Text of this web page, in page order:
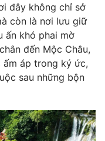
video
thao
sản
Việt
đây không chỉ sở
còn là nơi lưu giữ
ấn khó phai mờ
đến Mộc Châu,
ấm áp trong ký ức,
sau những bộn